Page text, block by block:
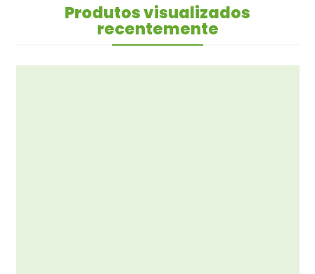
Produtos visualizados
recentemente